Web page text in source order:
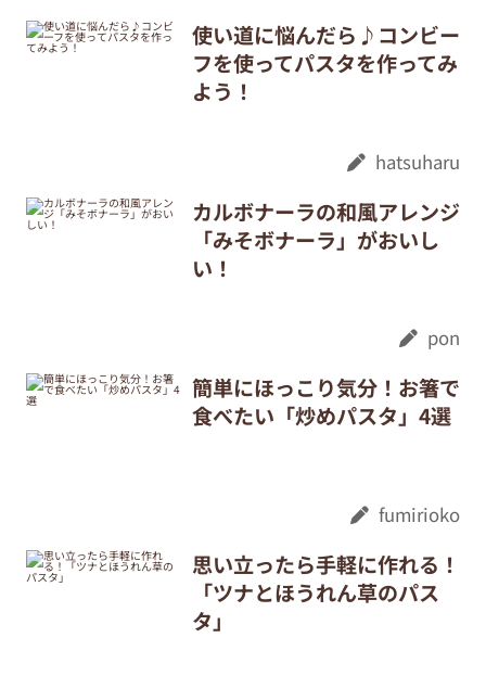
使い道に悩んだら♪コンビー
フを使ってパスタを作ってみ
よう！
hatsuharu
カルボナーラの和風アレンジ
「みそボナーラ」がおいし
い！
pon
簡単にほっこり気分！お箸で
食べたい「炒めパスタ」4選
fumirioko
思い立ったら手軽に作れる！
「ツナとほうれん草のパス
タ」